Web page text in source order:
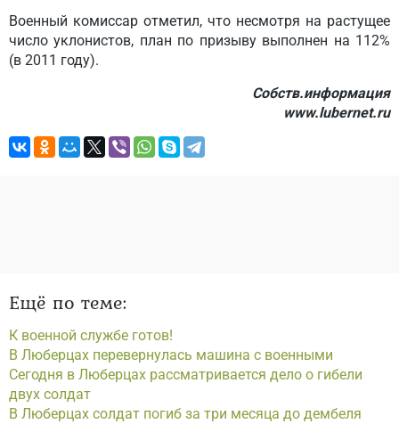
Военный комиссар отметил, что несмотря на растущее
число уклонистов, план по призыву выполнен на 112%
(в 2011 году).
Собств.информация
www.lubernet.ru
Ещё по теме:
К военной службе готов!
В Люберцах перевернулась машина с военными
Сегодня в Люберцах рассматривается дело о гибели
двух солдат
В Люберцах солдат погиб за три месяца до дембеля